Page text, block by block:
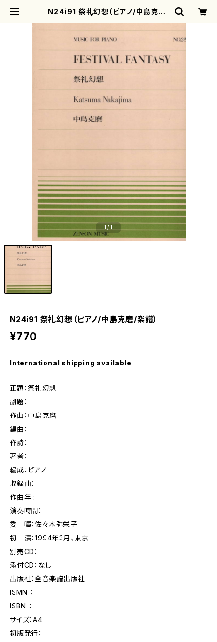
N24i91 祭礼幻想（ピアノ/中島克磨/
1/1
N24i91 祭礼幻想（ピアノ/中島克磨/楽譜）
¥770
International shipping available
正題：祭礼幻想
副題：
作曲：中島克磨
編曲：
作詩：
著者：
編成：ピアノ
収録曲：
作曲年 :
演奏時間：
委 嘱：佐々木弥栄子
初 演：1994年3月、東京
別売CD：
添付CD：なし
出版社：全音楽譜出版社
ISMN ：
ISBN ：
サイズ：A4
初版発行：